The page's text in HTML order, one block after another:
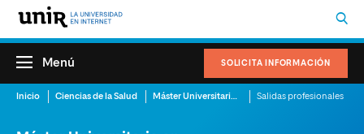
SOLICITA INFORMACIÓN
Menú
Inicio Ciencias de la Salud Máster Universitario en Trastornos de la Conducta Alimentaria Salidas profesionales